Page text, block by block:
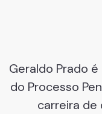
Geraldo Prado
do Processo
carreira de